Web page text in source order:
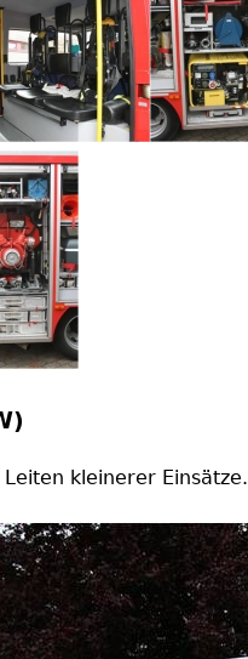
kleinerer Einsätze.